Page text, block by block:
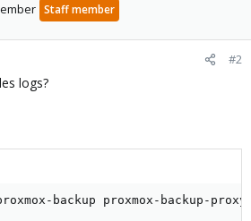
Staff member
#2
logs?
backup proxmox-backup-proxy